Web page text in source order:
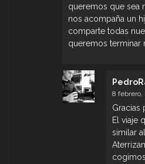
queremos que sea
nos acompaña un
comparte todas
queremos terminar
8 febrero,
Gracias
El viaje
similar